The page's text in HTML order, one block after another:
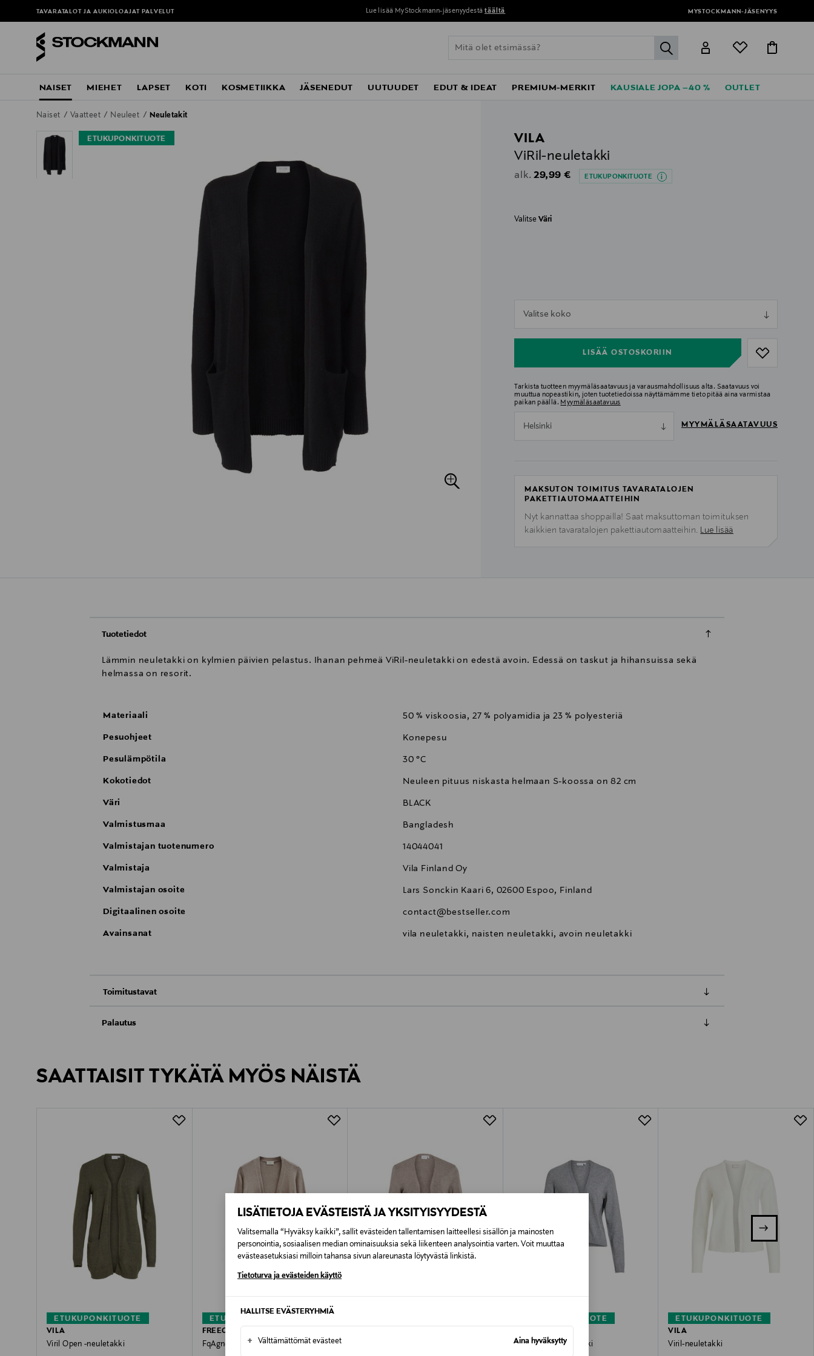
LISÄTIETOJA EVÄSTEISTÄ JA YKSITYISYYDESTÄ
Valitsemalla “Hyväksy kaikki”, sallit evästeiden tallentamisen laitteellesi sisällön ja mainosten
personointia, sosiaalisen median ominaisuuksia sekä liikenteen analysointia varten. Voit muuttaa
evästeasetuksiasi milloin tahansa sivun alareunasta löytyvästä linkistä.
Tietoturva ja evästeiden käyttö
HALLITSE EVÄSTERYHMIÄ
+ Välttämättömät evästeet Aina hyväksytty
TAVARATALOT JA AUKIOLOAJAT PALVELUT Lue lisää MyStockmann-jäsenyydestä täältä MYSTOCKMANN-JÄSENYYS
label.header.go
NAISET MIEHET LAPSET KOTI KOSMETIIKKA JÄSENEDUT UUTUUDET EDUT & IDEAT PREMIUM-MERKIT KAUSIALE JOPA –40 % OUTLET
Naiset Vaatteet Neuleet Neuletakit
ETUKUPONKITUOTE
VILA
ViRil-neuletakki
alk. Original Price
29,99 € ETUKUPONKITUOTE
ValitseVäri
Valitse koko
LISÄÄ OSTOSKORIIN
Tarkista tuotteen myymäläsaatavuus ja varausmahdollisuus alta. Saatavuus voi
muuttua nopeastikin, joten tuotetiedoissa näyttämämme tieto pitää aina varmistaa
paikan päällä. Myymäläsaatavuus
Helsinki MYYMÄLÄSAATAVUUS
MAKSUTON TOIMITUS TAVARATALOJEN
PAKETTIAUTOMAATTEIHIN
Nyt kannattaa shoppailla! Saat maksuttoman toimituksen
kaikkien tavaratalojen pakettiautomaatteihin. Lue lisää
Tuotetiedot
Lämmin neuletakki on kylmien päivien pelastus. Ihanan pehmeä ViRil-neuletakki on edestä avoin. Edessä on taskut ja hihansuissa sekä
helmassa on resorit.
Materiaali 50 % viskoosia, 27 % polyamidia ja 23 % polyesteriä
Pesuohjeet Konepesu
Pesulämpötila 30 °C
Kokotiedot Neuleen pituus niskasta helmaan S-koossa on 82 cm
Väri BLACK
Valmistusmaa Bangladesh
Valmistajan tuotenumero 14044041
Valmistaja Vila Finland Oy
Valmistajan osoite Lars Sonckin Kaari 6, 02600 Espoo, Finland
Digitaalinen osoite contact@bestseller.com
Avainsanat vila neuletakki, naisten neuletakki, avoin neuletakki
Toimitustavat
Kotiinkuljetus
Pikatoimitus Wolt Alk. 6,90 €, kun toimitus on saatavilla valittuun osoitteeseen.
Palautus
LUE TARKEMMAT PALAUTUSOHJEET
SAATTAISIT TYKÄTÄ MYÖS NÄISTÄ
ETUKUPONKITUOTE
VILA
Viril Open -neuletakki
ETUKUPONKITUOTE
FREEQUENT
FqAgnes-neuletakki
ETUKUPONKITUOTE
ViRil Short -neuletakki
ETUKUPONKITUOTE
VILA
Viril-neuletakki